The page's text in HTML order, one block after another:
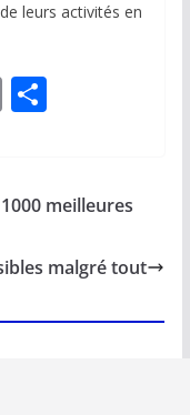
leurs activités en
C
y
n
P
g
meilleures
malgré tout